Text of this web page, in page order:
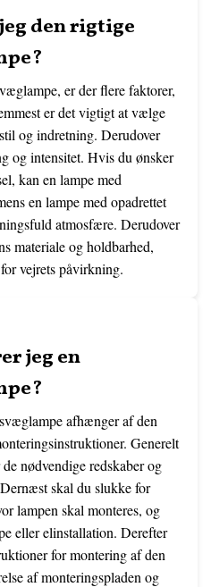
den rigtige
er der flere faktorer,
er det vigtigt at vælge
og indretning. Derudover
og intensitet. Hvis du ønsker
kan en lampe med
en lampe med opadrettet
atmosfære. Derudover
materiale og holdbarhed,
vejrets påvirkning.
jeg en
afhænger af den
Generelt
nødvendige redskaber og
skal du slukke for
lampen skal monteres, og
eller elinstallation. Derefter
for montering af den
af monteringspladen og